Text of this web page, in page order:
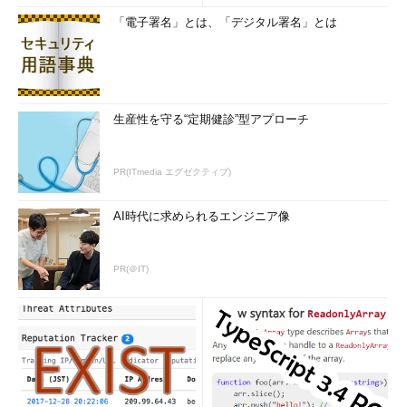
「電子署名」とは、「デジタル署名」とは
生産性を守る“定期健診”型アプローチ
PR(ITmedia エグゼクティブ)
AI時代に求められるエンジニア像
PR(＠IT)